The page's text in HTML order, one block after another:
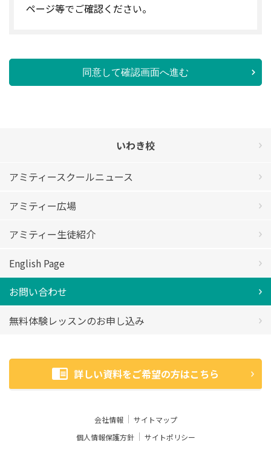
ページ等でご確認ください。
同意して確認画面へ進む
いわき校
アミティースクールニュース
アミティー広場
アミティー生徒紹介
English Page
お問い合わせ
無料体験レッスンのお申し込み
詳しい資料をご希望の方はこちら
会社情報
サイトマップ
個人情報保護方針
サイトポリシー